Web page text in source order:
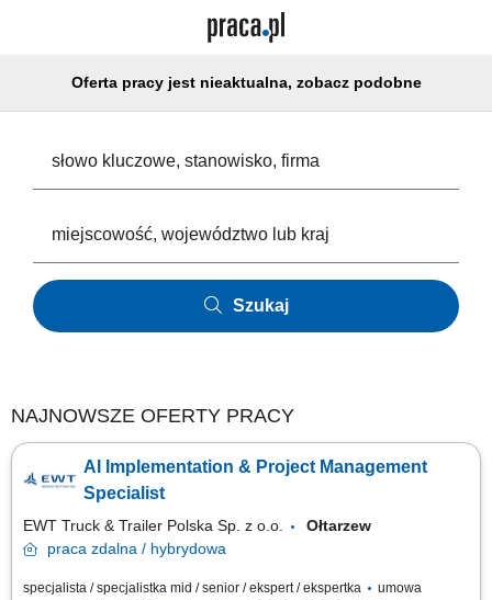
Oferta pracy jest nieaktualna, zobacz podobne
Szukaj
NAJNOWSZE OFERTY PRACY
AI Implementation & Project Management
Specialist
EWT Truck & Trailer Polska Sp. z o.o.
Ołtarzew
praca zdalna / hybrydowa
specjalista / specjalistka mid / senior / ekspert / ekspertka
umowa